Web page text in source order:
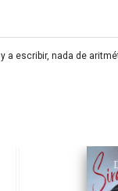
a escribir, nada de